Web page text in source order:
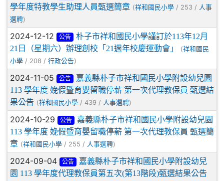
學年度特教學生助理人員甄選簡章 (祥和國民小學 / 253 / 人事
選聘)
2024-12-12 公告
朴子市祥和國民小學謹訂於113年12月
21日（星期六）辦理創校「21週年校慶運動會」
(祥和國民
小學 / 208 / 行政公告)
2024-11-05 公告
嘉義縣朴子市祥和國民小學附設幼兒園
113 學年度 娩假暨育嬰留職停薪 第一次代理教保員 甄選結
果公告 (祥和國民小學 / 439 / 人事選聘)
2024-10-29 公告
嘉義縣朴子市祥和國民小學附設幼兒園
113 學年度 娩假暨育嬰留職停薪 第一次代理教保員 甄選簡
章 (祥和國民小學 / 255 / 人事選聘)
2024-09-04 公告
嘉義縣朴子市祥和國民小學附設幼兒
園 113 學年度代理教保員第五次(第13階段)甄選結果公告